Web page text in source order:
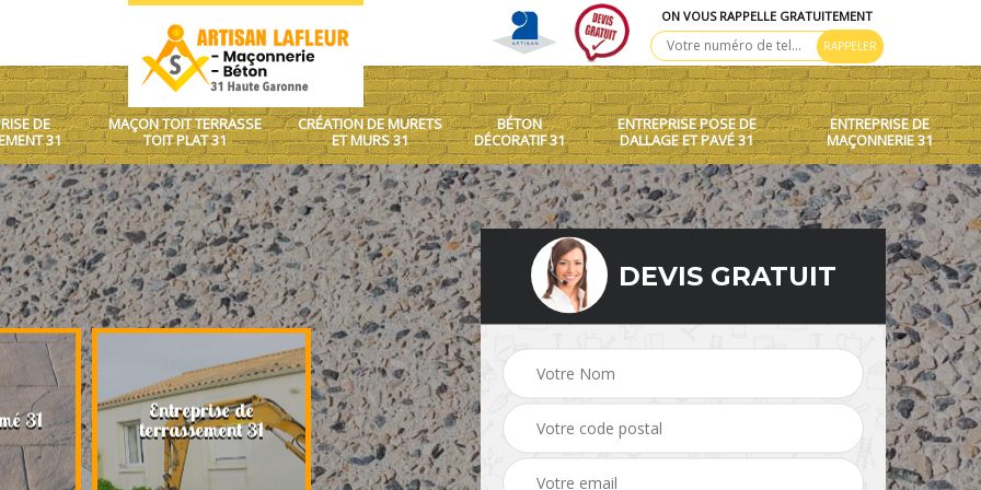
ON VOUS RAPPELLE GRATUITEMENT
DE
31
MAÇON TOIT TERRASSE
TOIT PLAT 31
CRÉATION DE MURETS
ET MURS 31
BÉTON
DÉCORATIF 31
ENTREPRISE POSE DE
DALLAGE ET PAVÉ 31
ENTREPRISE DE
MAÇONNERIE 31
de
31
Maçon toit terrasse toit
plat 31
Création de murets et
murs 31 Béton décoratif 31 Entreprise
dallage et
DEVIS GRATUIT